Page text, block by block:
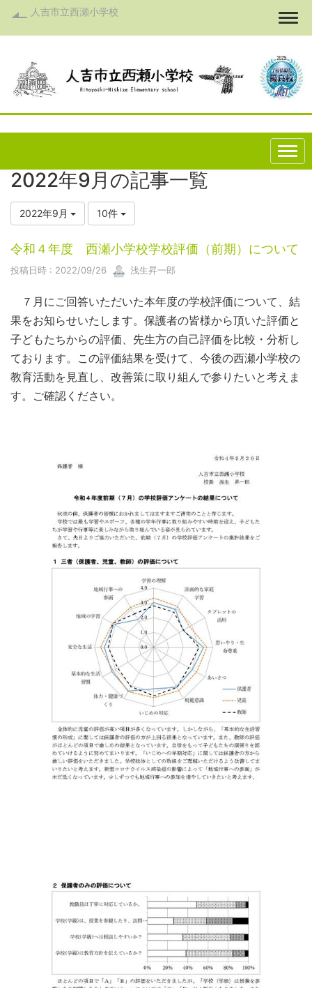
人吉市立西瀬小学校
2022年9月の記事一覧
2022年9月 10件
令和４年度 西瀬小学校学校評価（前期）について
投稿日時 : 2022/09/26 浅生昇一郎
７月にご回答いただいた本年度の学校評価について、結
果をお知らせいたします。保護者の皆様から頂いた評価と
子どもたちからの評価、先生方の自己評価を比較・分析し
ております。この評価結果を受けて、今後の西瀬小学校の
教育活動を見直し、改善策に取り組んで参りたいと考えま
す。ご確認ください。